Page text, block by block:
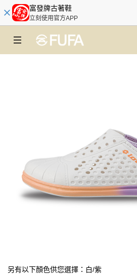
富發牌古著鞋
立刻使用官方APP
另有以下顏色供您選擇：白/紫